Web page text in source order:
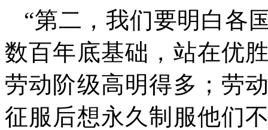
“第二，我们要明白各
数百年底基础，站在优
劳动阶级高明得多；劳
征服后想永久制服他们